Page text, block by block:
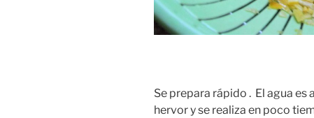
Se prepara rápido . El agua es
hervor y se realiza en poco